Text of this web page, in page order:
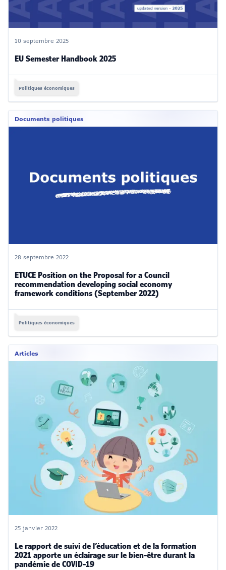
10 septembre 2025
EU Semester Handbook 2025
Politiques économiques
Documents politiques
28 septembre 2022
ETUCE Position on the Proposal for a Council
recommendation developing social economy
framework conditions (September 2022)
Politiques économiques
Articles
25 janvier 2022
Le rapport de suivi de l’éducation et de la formation
2021 apporte un éclairage sur le bien-être durant la
pandémie de COVID-19